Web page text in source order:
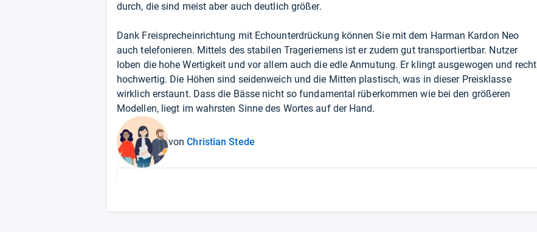
durch, die sind meist aber auch deutlich größer.
Dank Freisprecheinrichtung mit Echounterdrückung können Sie mit dem Harman Kardon Neo
auch telefonieren. Mittels des stabilen Trageriemens ist er zudem gut transportiertbar. Nutzer
loben die hohe Wertigkeit und vor allem auch die edle Anmutung. Er klingt ausgewogen und recht
hochwertig. Die Höhen sind seidenweich und die Mitten plastisch, was in dieser Preisklasse
wirklich erstaunt. Dass die Bässe nicht so fundamental rüberkommen wie bei den größeren
Modellen, liegt im wahrsten Sinne des Wortes auf der Hand.
vonChristian Stede